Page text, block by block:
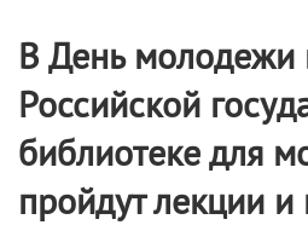
В День молодежи
Российской
библиотеке для
пройдут лекции и